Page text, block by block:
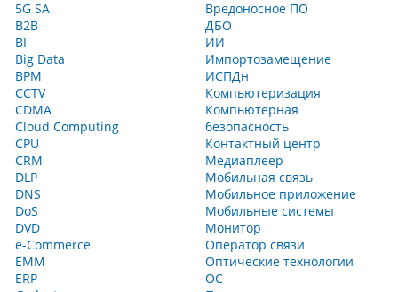
5G SA
B2B
BI
Big Data
BPM
CCTV
CDMA
Cloud Computing
CPU
CRM
DLP
DNS
DoS
DVD
e-Commerce
EMM
ERP
Вредоносное ПО
ДБО
ИИ
Импортозамещение
ИСПДн
Компьютеризация
Компьютерная
безопасность
Контактный центр
Медиаплеер
Мобильная связь
Мобильное приложение
Мобильные системы
Монитор
Оператор связи
Оптические технологии
ОС